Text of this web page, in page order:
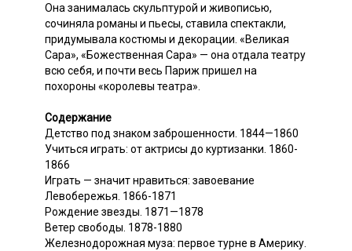
Она занималась скульптурой и живописью,
сочиняла романы и пьесы, ставила спектакли,
придумывала костюмы и декорации. «Великая
Сара», «Божественная Сара» — она отдала театру
всю себя, и почти весь Париж пришел на
похороны «королевы театра».
Содержание
Детство под знаком заброшенности. 1844—1860
Учиться играть: от актрисы до куртизанки. 1860-
1866
Играть — значит нравиться: завоевание
Левобережья. 1866-1871
Рождение звезды. 1871—1878
Ветер свободы. 1878-1880
Железнодорожная муза: первое турне в Америку.